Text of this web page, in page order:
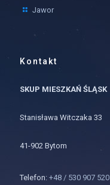
Jawor
Kontakt
SKUP MIESZKAŃ ŚLĄSK
Stanisława Witczaka 33
41-902 Bytom
Telefon: +48 / 530 907 520